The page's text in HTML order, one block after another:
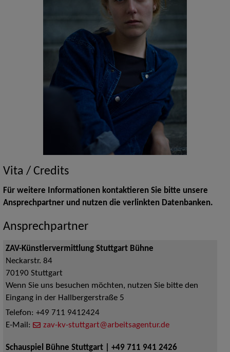
Vita / Credits
Für weitere Informationen kontaktieren Sie bitte unsere
Ansprechpartner und nutzen die verlinkten Datenbanken.
Ansprechpartner
ZAV-Künstlervermittlung Stuttgart Bühne
Neckarstr. 84
70190 Stuttgart
Wenn Sie uns besuchen möchten, nutzen Sie bitte den
Eingang in der Hallbergerstraße 5
Telefon: +49 711 9412424
E-Mail:
zav-kv-stuttgart@arbeitsagentur.de
Schauspiel Bühne Stuttgart | +49 711 941 2426